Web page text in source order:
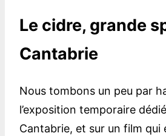
Le cidre, grande
Cantabrie
Nous tombons un peu par
l’exposition temporaire
Cantabrie, et sur un film qui